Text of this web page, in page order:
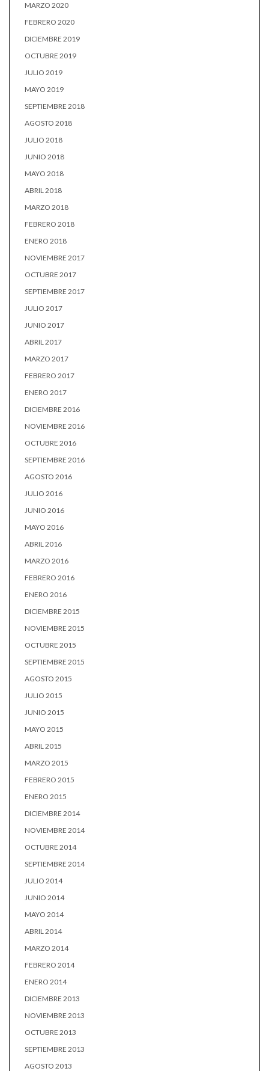
MARZO 2020
FEBRERO 2020
DICIEMBRE 2019
OCTUBRE 2019
JULIO 2019
MAYO 2019
SEPTIEMBRE 2018
AGOSTO 2018
JULIO 2018
JUNIO 2018
MAYO 2018
ABRIL 2018
MARZO 2018
FEBRERO 2018
ENERO 2018
NOVIEMBRE 2017
OCTUBRE 2017
SEPTIEMBRE 2017
JULIO 2017
JUNIO 2017
ABRIL 2017
MARZO 2017
FEBRERO 2017
ENERO 2017
DICIEMBRE 2016
NOVIEMBRE 2016
OCTUBRE 2016
SEPTIEMBRE 2016
AGOSTO 2016
JULIO 2016
JUNIO 2016
MAYO 2016
ABRIL 2016
MARZO 2016
FEBRERO 2016
ENERO 2016
DICIEMBRE 2015
NOVIEMBRE 2015
OCTUBRE 2015
SEPTIEMBRE 2015
AGOSTO 2015
JULIO 2015
JUNIO 2015
MAYO 2015
ABRIL 2015
MARZO 2015
FEBRERO 2015
ENERO 2015
DICIEMBRE 2014
NOVIEMBRE 2014
OCTUBRE 2014
SEPTIEMBRE 2014
JULIO 2014
JUNIO 2014
MAYO 2014
ABRIL 2014
MARZO 2014
FEBRERO 2014
ENERO 2014
DICIEMBRE 2013
NOVIEMBRE 2013
OCTUBRE 2013
SEPTIEMBRE 2013
AGOSTO 2013